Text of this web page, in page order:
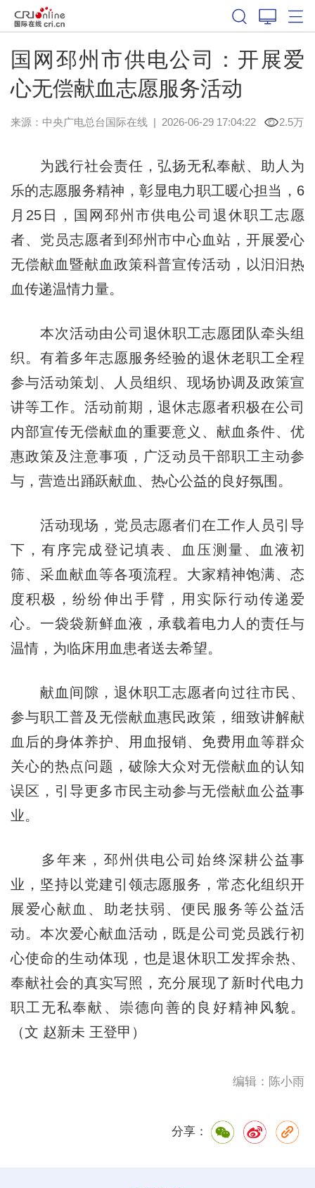
国网邳州市供电公司：开展爱
心无偿献血志愿服务活动
来源：中央广电总台国际在线| 2026-06-29 17:04:22 2.5万
为践行社会责任，弘扬无私奉献、助人为
乐的志愿服务精神，彰显电力职工暖心担当，6
月25日，国网邳州市供电公司退休职工志愿
者、党员志愿者到邳州市中心血站，开展爱心
无偿献血暨献血政策科普宣传活动，以汩汩热
血传递温情力量。
本次活动由公司退休职工志愿团队牵头组
织。有着多年志愿服务经验的退休老职工全程
参与活动策划、人员组织、现场协调及政策宣
讲等工作。活动前期，退休志愿者积极在公司
内部宣传无偿献血的重要意义、献血条件、优
惠政策及注意事项，广泛动员干部职工主动参
与，营造出踊跃献血、热心公益的良好氛围。
活动现场，党员志愿者们在工作人员引导
下，有序完成登记填表、血压测量、血液初
筛、采血献血等各项流程。大家精神饱满、态
度积极，纷纷伸出手臂，用实际行动传递爱
心。一袋袋新鲜血液，承载着电力人的责任与
温情，为临床用血患者送去希望。
献血间隙，退休职工志愿者向过往市民、
参与职工普及无偿献血惠民政策，细致讲解献
血后的身体养护、用血报销、免费用血等群众
关心的热点问题，破除大众对无偿献血的认知
误区，引导更多市民主动参与无偿献血公益事
业。
多年来，邳州供电公司始终深耕公益事
业，坚持以党建引领志愿服务，常态化组织开
展爱心献血、助老扶弱、便民服务等公益活
动。本次爱心献血活动，既是公司党员践行初
心使命的生动体现，也是退休职工发挥余热、
奉献社会的真实写照，充分展现了新时代电力
职工无私奉献、崇德向善的良好精神风貌。
（文 赵新未 王登甲）
编辑：陈小雨
分享：